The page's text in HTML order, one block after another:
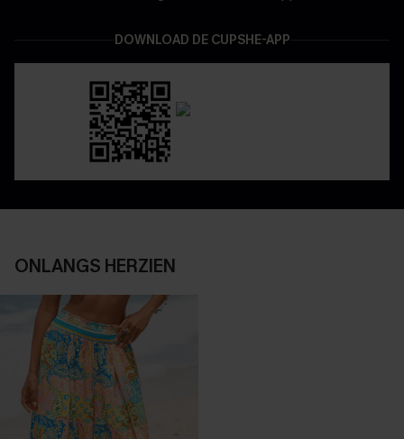
DOWNLOAD DE CUPSHE-APP
ONLANGS HERZIEN